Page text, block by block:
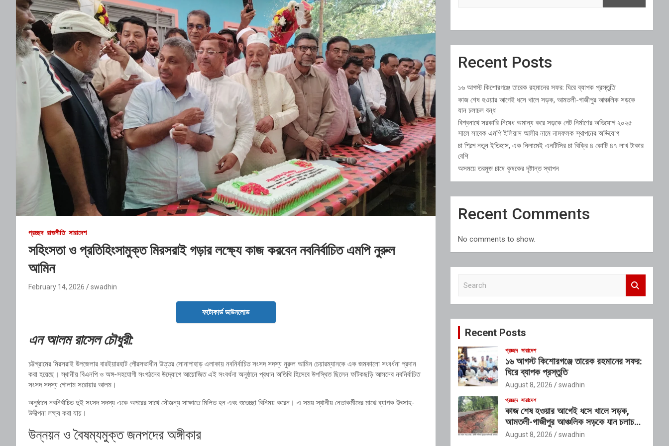
প্রচ্ছদ রাজনীতি সারাদেশ
সহিংসতা ও প্রতিহিংসামুক্ত মিরসরাই গড়ার লক্ষ্যে কাজ করবেন নবনির্বাচিত এমপি নুরুল
আমিন
February 14, 2026 swadhin
ফটোকার্ড ডাউনলোড
এন আলম রাসেল চৌধুরী:
চট্টগ্রামের মিরসরাই উপজেলার বারইয়ারহাট পৌরসভাধীন উত্তর সোনাপাহাড় এলাকায় নবনির্বাচিত সংসদ সদস্য নুরুল আমিন চেয়ারম্যানকে এক জমকালো সংবর্ধনা প্রদান
করা হয়েছে। স্থানীয় বিএনপি ও অঙ্গ-সহযোগী সংগঠনের উদ্যোগে আয়োজিত এই সংবর্ধনা অনুষ্ঠানে প্রধান অতিথি হিসেবে উপস্থিত ছিলেন ফটিকছড়ি আসনের নবনির্বাচিত
সংসদ সদস্য গোলাম সরোয়ার আলম।
অনুষ্ঠানে নবনির্বাচিত দুই সংসদ সদস্য একে অপরের সাথে সৌজন্য সাক্ষাতে মিলিত হন এবং শুভেচ্ছা বিনিময় করেন। এ সময় স্থানীয় নেতাকর্মীদের মাঝে ব্যাপক উৎসাহ-
উদ্দীপনা লক্ষ্য করা যায়।
উন্নয়ন ও বৈষম্যমুক্ত জনপদের অঙ্গীকার
Recent Posts
১৬ আগস্ট কিশোরগঞ্জে তারেক রহমানের সফর: ঘিরে ব্যাপক প্রস্তুতি
কাজ শেষ হওয়ার আগেই ধসে খালে সড়ক, আমতলী-গাজীপুর আঞ্চলিক সড়কে
যান চলাচল বন্ধ
বিশ্বনাথে সরকারি নিষেধ অমান্য করে সড়কে গেট নির্মাণের অভিযোগ ২০২৫
সালে সাবেক এমপি ইলিয়াস আলীর নামে নামফলক স্থাপনের অভিযোগ
চা শিল্পে নতুন ইতিহাস, এক নিলামেই এনটিসির চা বিক্রি ৪ কোটি ৪৭ লাখ টাকার
বেশি
অসময়ে তরমুজ চাষে কৃষকের দৃষ্টান্ত স্থাপন
Recent Comments
No comments to show.
c
Recent Posts
প্রচ্ছদ সারাদেশ
১৬ আগস্ট কিশোরগঞ্জে তারেক রহমানের সফর:
ঘিরে ব্যাপক প্রস্তুতি
August 8, 2026 swadhin
প্রচ্ছদ সারাদেশ
কাজ শেষ হওয়ার আগেই ধসে খালে সড়ক,
আমতলী-গাজীপুর আঞ্চলিক সড়কে যান চলাচল
বন্ধ
August 8, 2026 swadhin